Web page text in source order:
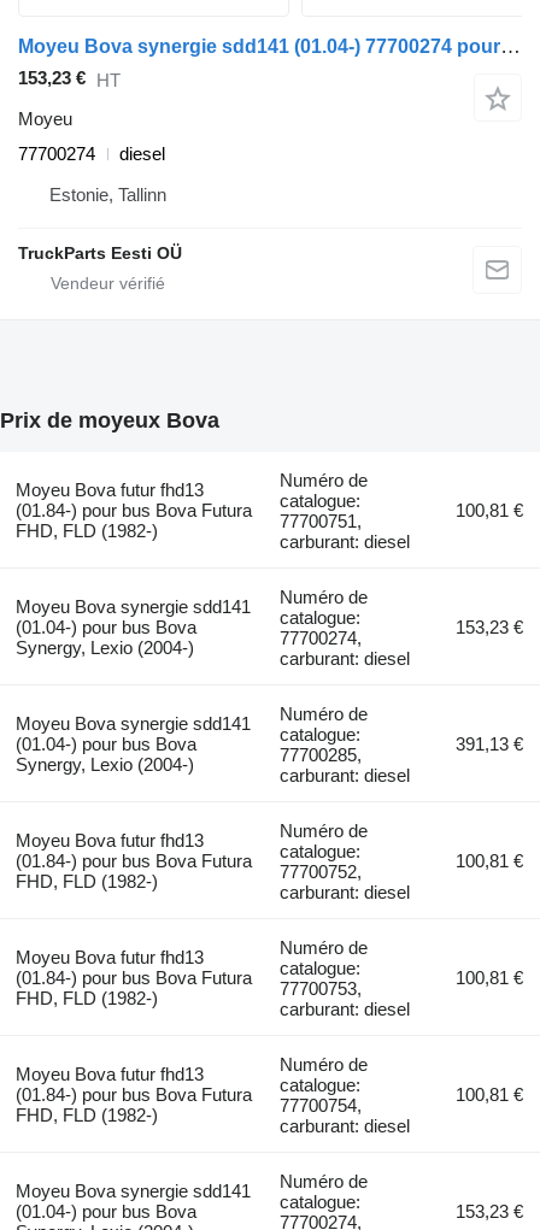
Moyeu Bova synergie sdd141 (01.04-) 77700274 pour bus Bova Synergy, Lexio (2004-)
153,23 € HT
Moyeu
77700274
diesel
Estonie, Tallinn
TruckParts Eesti OÜ
Prix de moyeux Bova
Moyeu Bova futur fhd13
(01.84-) pour bus Bova Futura
FHD, FLD (1982-)
Numéro de
catalogue:
77700751,
carburant: diesel
100,81 €
Moyeu Bova synergie sdd141
(01.04-) pour bus Bova
Synergy, Lexio (2004-)
Numéro de
catalogue:
77700274,
carburant: diesel
153,23 €
Moyeu Bova synergie sdd141
(01.04-) pour bus Bova
Synergy, Lexio (2004-)
Numéro de
catalogue:
77700285,
carburant: diesel
391,13 €
Moyeu Bova futur fhd13
(01.84-) pour bus Bova Futura
FHD, FLD (1982-)
Numéro de
catalogue:
77700752,
carburant: diesel
100,81 €
Moyeu Bova futur fhd13
(01.84-) pour bus Bova Futura
FHD, FLD (1982-)
Numéro de
catalogue:
77700753,
carburant: diesel
100,81 €
Moyeu Bova futur fhd13
(01.84-) pour bus Bova Futura
FHD, FLD (1982-)
Numéro de
catalogue:
77700754,
carburant: diesel
100,81 €
Moyeu Bova synergie sdd141
(01.04-) pour bus Bova
Numéro de
catalogue:
77700274,
153,23 €